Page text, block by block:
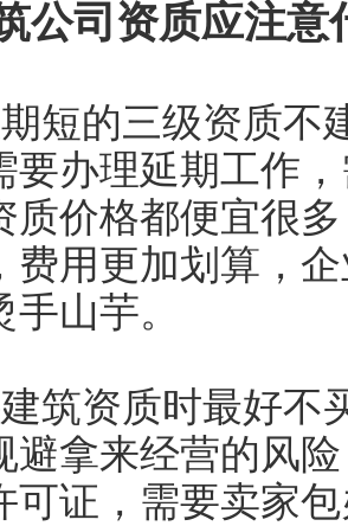
公司资质应注意
短的三级资质不
要办理延期工作
质价格都便宜很
费用更加划算，
山芋。
筑资质时最好不
避拿来经营的风
可证，需要卖家